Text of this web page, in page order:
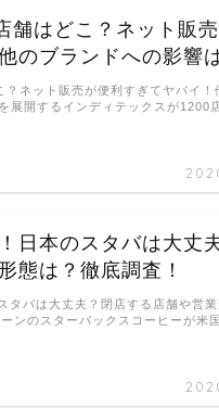
舗はどこ？ネット販売
のブランドへの影響
ネット販売が便利すぎてヤバイ！
展開するインディテックスが1200
日本のスタバは大丈
態は？徹底調査！
タバは大丈夫？閉店する店舗や営
ンのスターバックスコーヒーが米